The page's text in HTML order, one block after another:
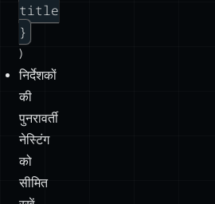
title
}
)
निर्देशकों
की
पुनरावर्ती
नेस्टिंग
को
सीमित